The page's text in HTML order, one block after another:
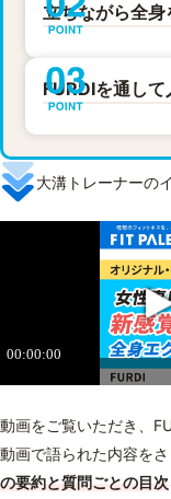
立ちながら全身
FURDIを通して
大溝トレーナーの
動画をご覧いただき、
動画で語られた内容を
の要約と質問ごとの目次